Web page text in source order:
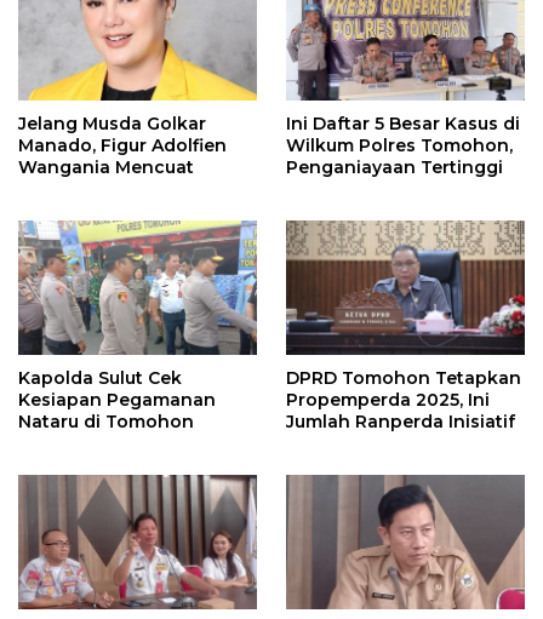
Jelang Musda Golkar
Manado, Figur Adolfien
Wangania Mencuat
Ini Daftar 5 Besar Kasus di
Wilkum Polres Tomohon,
Penganiayaan Tertinggi
Kapolda Sulut Cek
Kesiapan Pegamanan
Nataru di Tomohon
DPRD Tomohon Tetapkan
Propemperda 2025, Ini
Jumlah Ranperda Inisiatif